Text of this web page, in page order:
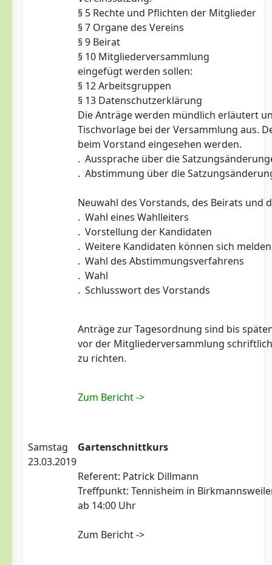
§ 5 Rechte und Pflichten der Mitglieder
§ 7 Organe des Vereins
§ 9 Beirat
§ 10 Mitgliederversammlung
eingefügt werden sollen:
§ 12 Arbeitsgruppen
§ 13 Datenschutzerklärung
Die Anträge werden mündlich erläutert
Tischvorlage bei der Versammlung aus.
beim Vorstand eingesehen werden.
. Aussprache über die
. Abstimmung über die
Neuwahl des Vorstands, des Beirats und
. Wahl eines Wahlleiters
. Vorstellung der Kandidaten
. Weitere Kandidaten können sich
. Wahl des Abstimmungsverfahrens
. Wahl
. Schlusswort des Vorstands
Anträge zur Tagesordnung sind bis
vor der Mitgliederversammlung
zu richten.
Zum Bericht ->
Samstag
23.03.2019
Gartenschnittkurs
Referent: Patrick Dillmann
Treffpunkt: Tennisheim in
ab 14:00 Uhr
Zum Bericht ->